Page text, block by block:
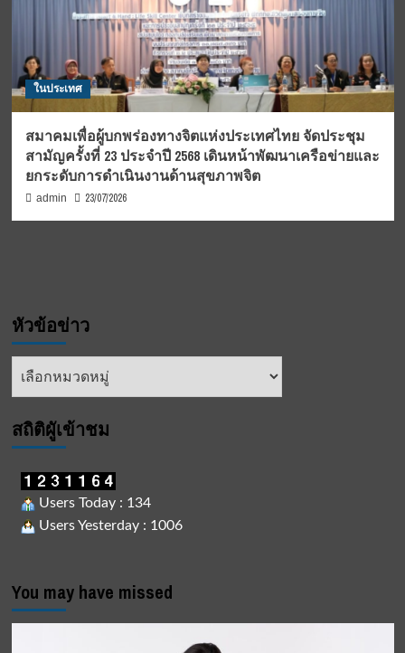
ในประเทศ
สมาคมเพื่อผู้บกพร่องทางจิตแห่งประเทศไทย จัดประชุม
สามัญครั้งที่ 23 ประจำปี 2568 เดินหน้าพัฒนาเครือข่ายและ
ยกระดับการดำเนินงานด้านสุขภาพจิต
admin 23/07/2026
หัวข้อข่าว
หัวข้อ
สถิติผูัเข้าชม
Users Today : 134
Users Yesterday : 1006
You may have missed